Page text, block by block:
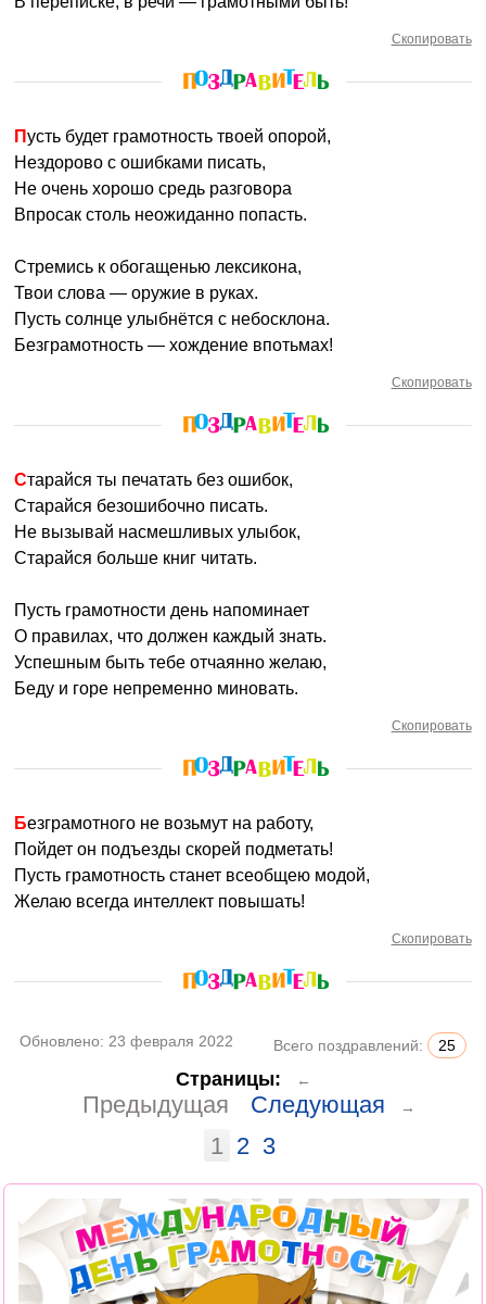
Скопировать
Пусть будет грамотность твоей опорой,
Нездорово с ошибками писать,
Не очень хорошо средь разговора
Впросак столь неожиданно попасть.
Стремись к обогащенью лексикона,
Твои слова — оружие в руках.
Пусть солнце улыбнётся с небосклона.
Безграмотность — хождение впотьмах!
Скопировать
Старайся ты печатать без ошибок,
Старайся безошибочно писать.
Не вызывай насмешливых улыбок,
Старайся больше книг читать.
Пусть грамотности день напоминает
О правилах, что должен каждый знать.
Успешным быть тебе отчаянно желаю,
Беду и горе непременно миновать.
Скопировать
Безграмотного не возьмут на работу,
Пойдет он подъезды скорей подметать!
Пусть грамотность станет всеобщею модой,
Желаю всегда интеллект повышать!
Скопировать
Обновлено: 23 февраля 2022 Всего поздравлений: 25
Страницы: ←
Предыдущая Следующая →
1 2 3